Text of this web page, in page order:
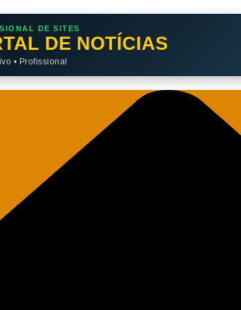
DE SITES
DE NOTÍCIAS
• Profissional